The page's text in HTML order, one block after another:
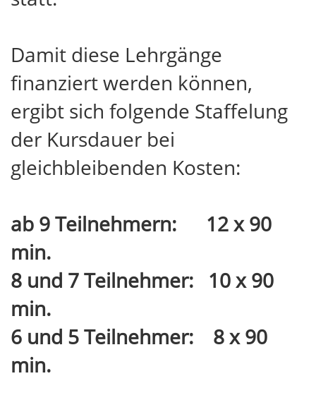
Damit diese Lehrgänge
finanziert werden können,
ergibt sich folgende Staffelung
der Kursdauer bei
gleichbleibenden Kosten:
ab 9 Teilnehmern: 12 x 90
min.
8 und 7 Teilnehmer: 10 x 90
min.
6 und 5 Teilnehmer: 8 x 90
min.